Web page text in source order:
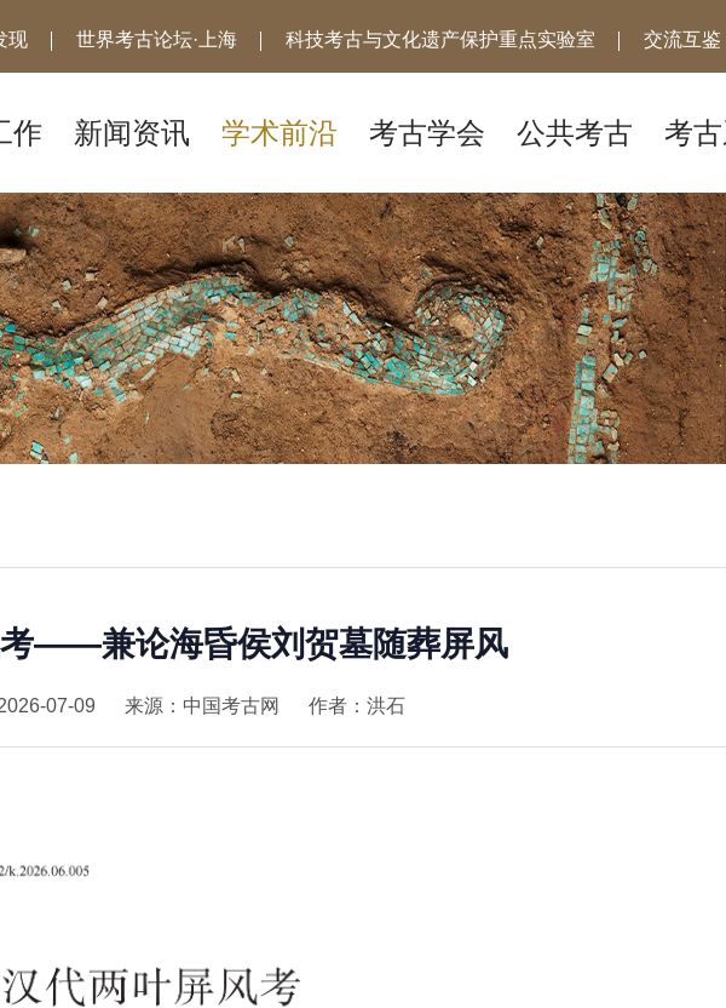
现 世界考古论坛·上海 科技考古与文化遗产保护重点实验室 交流互鉴
作 新闻资讯 学术前沿 考古学会 公共考古 考
——兼论海昏侯刘贺墓随葬屏风
07-09 来源：中国考古网 作者：洪石